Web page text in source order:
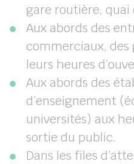
gare routière,
Aux abords des
commerciaux, des
leurs heures
Aux abords des
d’enseignement
universités) aux
sortie du public.
Dans les files